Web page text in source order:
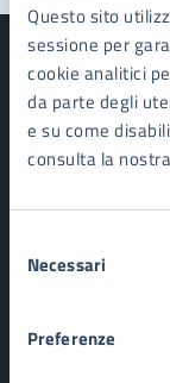
Questo sito
sessione per
cookie analitici
da parte degli
e su come
consulta la
delNecessari
Preferenze
Organi di governo
Aree amministrative
Politici